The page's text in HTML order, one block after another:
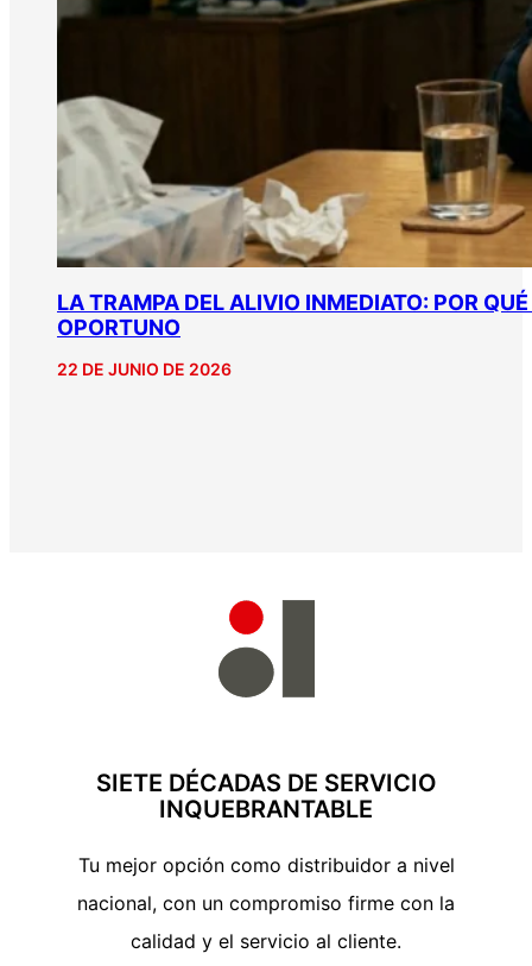
LA TRAMPA DEL ALIVIO INMEDIATO: POR
OPORTUNO
22 DE JUNIO DE 2026
SIETE DÉCADAS DE SERVICIO
INQUEBRANTABLE
Tu mejor opción como distribuidor a nivel
nacional, con un compromiso firme con la
calidad y el servicio al cliente.